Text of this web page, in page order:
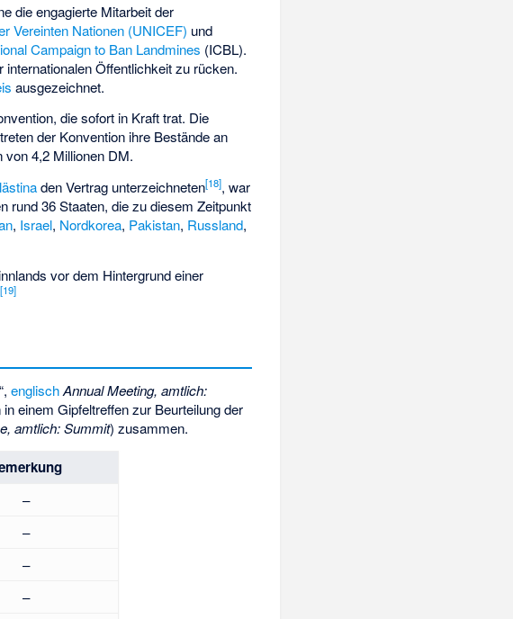
die engagierte Mitarbeit der
Vereinten Nationen (UNICEF) und
Campaign to Ban Landmines (ICBL).
Öffentlichkeit zu rücken.
ausgezeichnet.
die sofort in Kraft trat. Die
der Konvention ihre Bestände an
von 4,2 Millionen DM.
den Vertrag unterzeichneten[18], war
rund 36 Staaten, die zu diesem Zeitpunkt
, Israel, Nordkorea, Pakistan, Russland,
vor dem Hintergrund einer
[19]
englisch Annual Meeting, amtlich:
einem Gipfeltreffen zur Beurteilung der
amtlich: Summit) zusammen.
–
–
–
–